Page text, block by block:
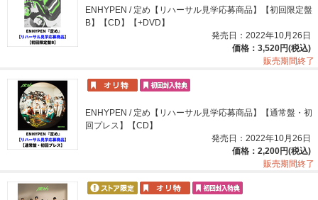
ENHYPEN / 定め【リハーサル見学応募商品】【初回限定盤
B】【CD】【+DVD】
発売日：2022年10月26日
価格：3,520円(税込)
販売期間終了
ENHYPEN / 定め【リハーサル見学応募商品】【通常盤・初
回プレス】【CD】
発売日：2022年10月26日
価格：2,200円(税込)
販売期間終了